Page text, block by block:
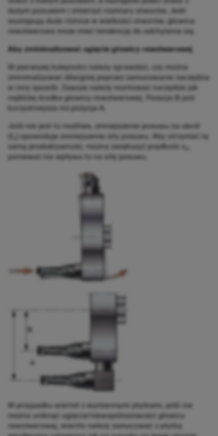
dużym posuwem i zmierzyć rozmiary otworów. Jeśli
występują duże różnice w wielkości otworów, głowica
rewolwerowa może mieć tendencję do odchylania się.
Aby zminimalizować ugięcie głowicy rewolwerowej
W pierwszej kolejności należy sprawdzić, czy można
zminimalizować dźwignię poprzez zamocowanie narzędzia
w inny sposób. Zawsze należy montować narzędzie jak
najbliżej środka głowicy rewolwerowej. Pozycja B jest
korzystniejsza niż pozycja A.
Jeśli nie jest to możliwe, zmniejszenie posuwu na obrót
) spowoduje zmniejszenie siły posuwu. Aby utrzymać tę
samą produktywność, można zwiększyć prędkość v
ponieważ nie wpływa to na siłę posuwu.
W przypadku wierteł z wymiennymi płytkami, jeśli nie
można uniknąć ugięcia/niewspółosiowości głowicy
rewolwerowej, wiertło należy zamocować z płytką